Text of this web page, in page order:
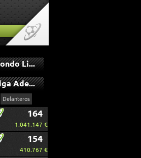
Último video del futmondo Liga Adelante
Plantilla - futmondo Liga Adelante
Delanteros
164
1.041.147 €
154
410.767 €